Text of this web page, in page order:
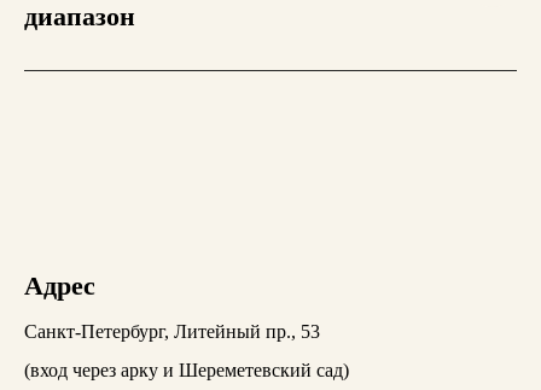
диапазон
Адрес
Санкт-Петербург, Литейный пр., 53
(вход через арку и Шереметевский сад)